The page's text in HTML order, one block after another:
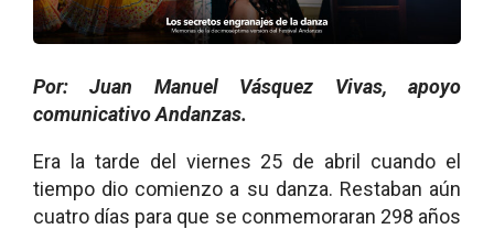
Por: Juan Manuel Vásquez Vivas, apoyo
comunicativo Andanzas.
Era la tarde del viernes 25 de abril cuando el
tiempo dio comienzo a su danza. Restaban aún
cuatro días para que se conmemoraran 298 años